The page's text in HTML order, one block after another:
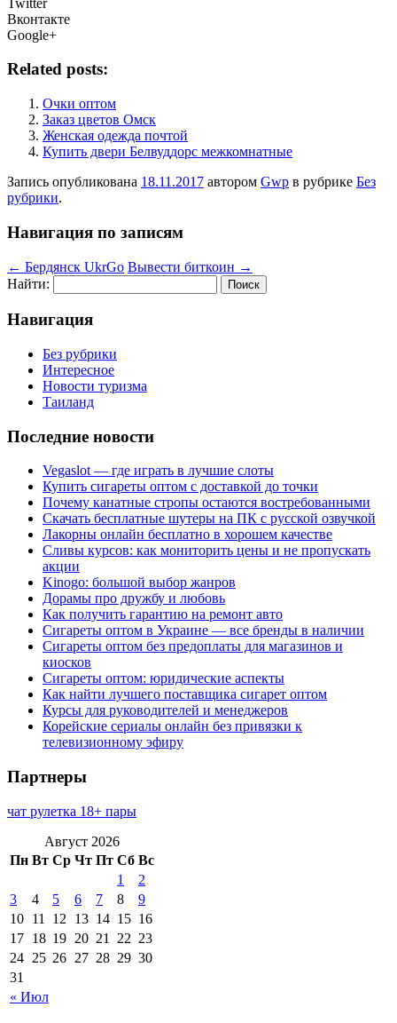
Вконтакте
Google+
Related posts:
Очки оптом
Заказ цветов Омск
Женская одежда почтой
Купить двери Белвуддорс межкомнатные
Запись опубликована 18.11.2017 автором Gwp в рубрике Без
рубрики.
Навигация по записям
← Бердянск UkrGo Вывести биткоин →
Найти:
Навигация
Без рубрики
Интересное
Новости туризма
Таиланд
Последние новости
Vegaslot — где играть в лучшие слоты
Купить сигареты оптом с доставкой до точки
Почему канатные стропы остаются востребованными
Скачать бесплатные шутеры на ПК с русской озвучкой
Лакорны онлайн бесплатно в хорошем качестве
Сливы курсов: как мониторить цены и не пропускать
акции
Kinogo: большой выбор жанров
Дорамы про дружбу и любовь
Как получить гарантию на ремонт авто
Сигареты оптом в Украине — все бренды в наличии
Сигареты оптом без предоплаты для магазинов и
киосков
Сигареты оптом: юридические аспекты
Как найти лучшего поставщика сигарет оптом
Курсы для руководителей и менеджеров
Корейские сериалы онлайн без привязки к
телевизионному эфиру
Партнеры
чат рулетка 18+ пары
Август 2026
Пн Вт Ср Чт Пт Сб Вс
« Июл
1
2
3
4 5 6 7 8
9
10 11 12 13 14 15 16
17 18 19 20 21 22 23
24 25 26 27 28 29 30
31